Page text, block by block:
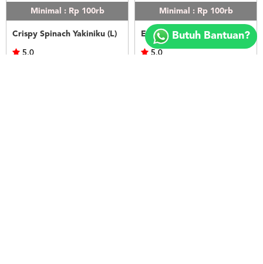
2018
FOODSPOT.CO.ID
Minimal : Rp 100rb
Crispy Spinach Yakiniku (L)
5.0
Minimal : Rp 100rb
Egg Mayo Original Beef Bowl (L)
5.0
Butuh Bantuan?